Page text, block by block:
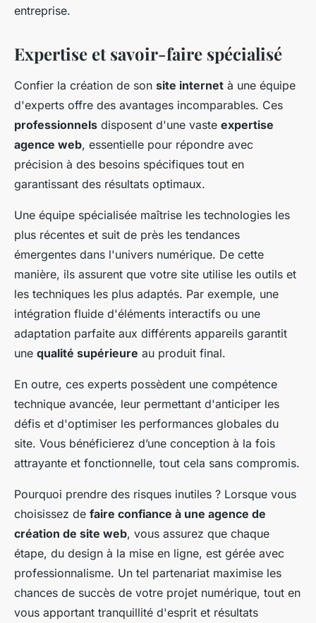
entreprise.
Expertise et savoir-faire spécialisé
Confier la création de son site internet à une équipe
d'experts offre des avantages incomparables. Ces
professionnels disposent d'une vaste expertise
agence web, essentielle pour répondre avec
précision à des besoins spécifiques tout en
garantissant des résultats optimaux.
Une équipe spécialisée maîtrise les technologies les
plus récentes et suit de près les tendances
émergentes dans l'univers numérique. De cette
manière, ils assurent que votre site utilise les outils et
les techniques les plus adaptés. Par exemple, une
intégration fluide d'éléments interactifs ou une
adaptation parfaite aux différents appareils garantit
une qualité supérieure au produit final.
En outre, ces experts possèdent une compétence
technique avancée, leur permettant d'anticiper les
défis et d'optimiser les performances globales du
site. Vous bénéficierez d’une conception à la fois
attrayante et fonctionnelle, tout cela sans compromis.
Pourquoi prendre des risques inutiles ? Lorsque vous
choisissez de faire confiance à une agence de
création de site web, vous assurez que chaque
étape, du design à la mise en ligne, est gérée avec
professionnalisme. Un tel partenariat maximise les
chances de succès de votre projet numérique, tout en
vous apportant tranquillité d'esprit et résultats